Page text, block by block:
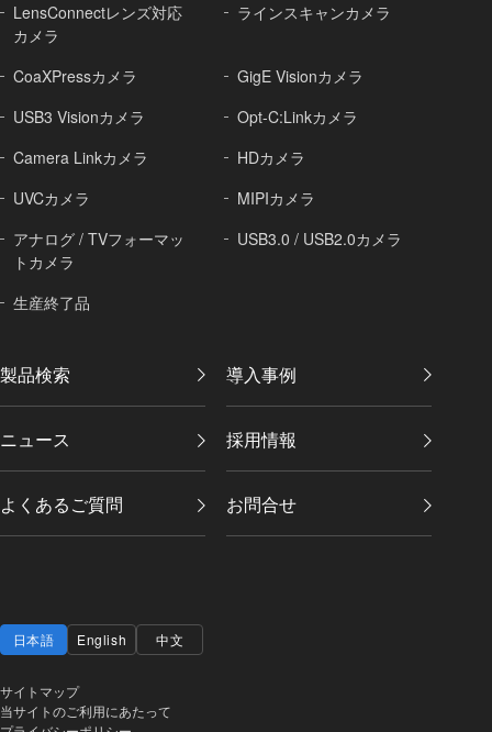
LensConnectレンズ対応
カメラ
ラインスキャンカメラ
CoaXPressカメラ
GigE Visionカメラ
USB3 Visionカメラ
Opt-C:Linkカメラ
Camera Linkカメラ
HDカメラ
UVCカメラ
MIPIカメラ
アナログ / TVフォーマッ
トカメラ
USB3.0 / USB2.0カメラ
生産終了品
製品検索 導入事例
ニュース 採用情報
よくあるご質問 お問合せ
日本語 English 中文
サイトマップ
当サイトのご利用にあたって